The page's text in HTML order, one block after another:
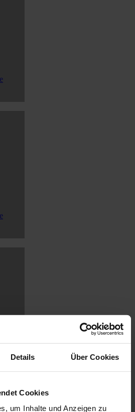
Details Über Cookies
Cookies
um Inhalte und Anzeigen zu